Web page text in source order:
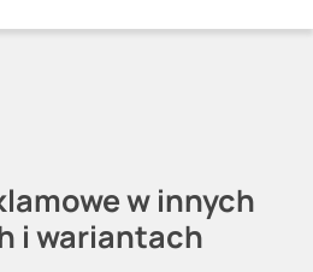
w innych
i wariantach